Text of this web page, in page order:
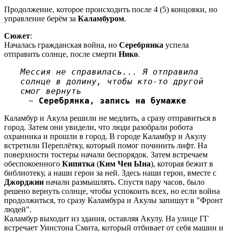
Продолжение, которое происходить после 4 (5) концовки, но
управление берём за Каламбуром.
Сюжет:
Началась гражданская война, но Серебрянка успела
отправить солнце, после смерти Нико.
Мессия не справилась... Я отправила
солнце в долину, чтобы кто-то другой
смог вернуть
~ Серебрянка, запись на бумажке
Каламбур и Акула решили не медлить, а сразу отправиться в
город. Затем они увидели, что люди разобрали робота
охранника и прошли в город. В городе Каламбур и Акулу
встретили Переплётку, который помог починить лифт. На
поверхности тостеры начали беспорядок. Затем встречаем
обеспокоенного Кипятка (Ким Чен Ына), которая бежит в
библиотеку, а наши герои за ней. Здесь наши герои, вместе с
Джорджии начали размышлять. Спустя пару часов, было
решено вернуть солнце, чтобы успокоить всех, но если война
продолжиться, то сразу Каламбура и Акулы запишут в "Фронт
людей".
Каламбур выходит из здания, оставляя Акулу. На улице ГГ
встречает Уинстона Смита, который отбивает от себя машин и